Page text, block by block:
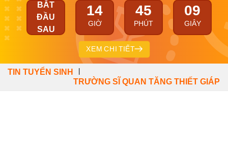
BẮT
ĐẦU
SAU
14
GIỜ
45
PHÚT
08
GIÂY
XEM CHI TIẾT
TIN TUYỂN SINH
TRƯỜNG SĨ QUAN TĂNG THIẾT GIÁP